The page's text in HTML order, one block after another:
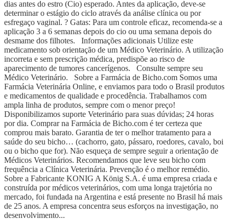
dias antes do estro (Cio) esperado. Antes da aplicação, deve-se
determinar o estágio do ciclo através da análise clínica ou por
esfregaço vaginal. ? Gatas: Para um controle eficaz, recomenda-se a
aplicação 3 a 6 semanas depois do cio ou uma semana depois do
desmame dos filhotes. Informações adicionais Utilize este
medicamento sob orientação de um Médico Veterinário. A utilização
incorreta e sem prescrição médica, predispõe ao risco de
aparecimento de tumores cancerígenos. Consulte sempre seu
Médico Veterinário. Sobre a Farmácia de Bicho.com Somos uma
Farmácia Veterinária Online, e enviamos para todo o Brasil produtos
e medicamentos de qualidade e procedência. Trabalhamos com
ampla linha de produtos, sempre com o menor preço!
Disponibilizamos suporte Veterinário para suas dúvidas; 24 horas
por dia. Comprar na Farmácia de Bicho.com é ter certeza que
comprou mais barato. Garantia de ter o melhor tratamento para a
saúde do seu bicho… (cachorro, gato, pássaro, roedores, cavalo, boi
ou o bicho que for). Não esqueça de sempre seguir a orientação de
Médicos Veterinários. Recomendamos que leve seu bicho com
frequência a Clínica Veterinária. Prevenção é o melhor remédio.
Sobre a Fabricante KONIG A König S.A. é uma empresa criada e
construída por médicos veterinários, com uma longa trajetória no
mercado, foi fundada na Argentina e está presente no Brasil há mais
de 25 anos. A empresa concentra seus esforços na investigação, no
desenvolvimento...